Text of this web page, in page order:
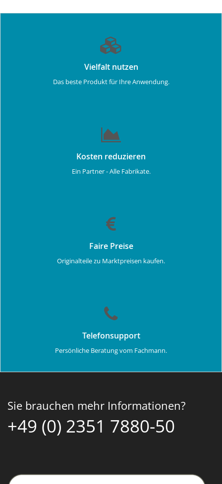
Vielfalt nutzen
Das beste Produkt für Ihre Anwendung.
Kosten reduzieren
Ein Partner - Alle Fabrikate.
Faire Preise
Originalteile zu Marktpreisen kaufen.
Telefonsupport
Persönliche Beratung vom Fachmann.
Sie brauchen mehr Informationen?
+49 (0) 2351 7880-50